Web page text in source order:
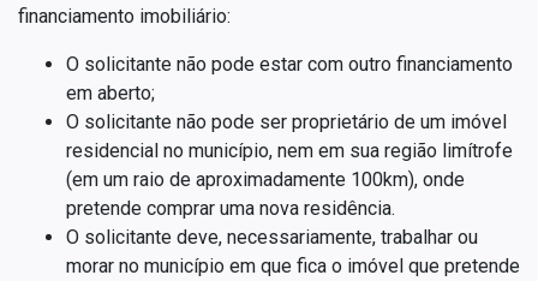
financiamento imobiliário:
O solicitante não pode estar com outro financiamento
em aberto;
O solicitante não pode ser proprietário de um imóvel
residencial no município, nem em sua região limítrofe
(em um raio de aproximadamente 100km), onde
pretende comprar uma nova residência.
O solicitante deve, necessariamente, trabalhar ou
morar no município em que fica o imóvel que pretende